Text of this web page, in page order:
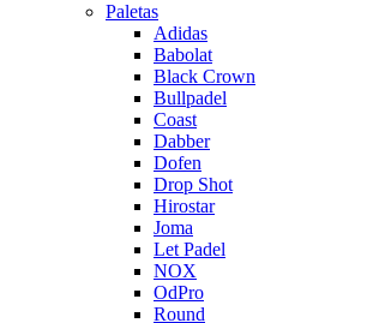
Paletas
Adidas
Babolat
Black Crown
Bullpadel
Coast
Dabber
Dofen
Drop Shot
Hirostar
Joma
Let Padel
NOX
OdPro
Round